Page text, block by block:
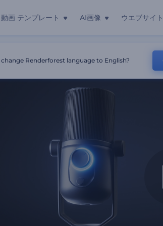
動画 テンプレート AI画像 ウエブサイト
Renderforest language to English?